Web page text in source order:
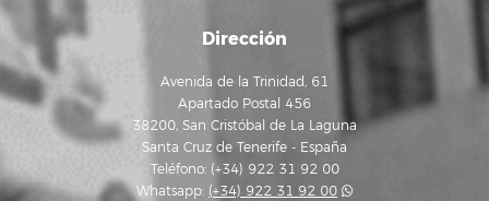
Dirección
Avenida de la Trinidad, 61
Apartado Postal 456
38200, San Cristóbal de La Laguna
Santa Cruz de Tenerife - España
Teléfono: (+34) 922 31 92 00
Whatsapp: (+34) 922 31 92 00